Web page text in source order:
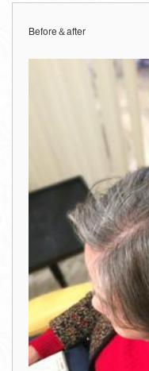
Before＆after